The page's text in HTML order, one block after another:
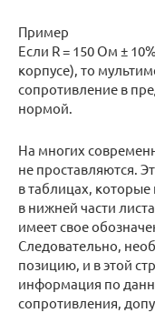
Пример
Если R = 150 Ом ±
корпусе), то
сопротивление в
нормой.
На многих
не проставляются.
в таблицах,
в нижней части
имеет свое
Следовательно,
позицию, и в этой
информация по
сопротивления,